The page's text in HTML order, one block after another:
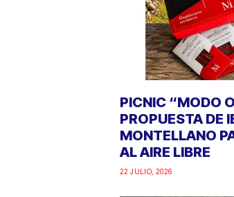
PICNIC “MODO
PROPUESTA DE
MONTELLANO
AL AIRE LIBRE
22 JULIO, 2026